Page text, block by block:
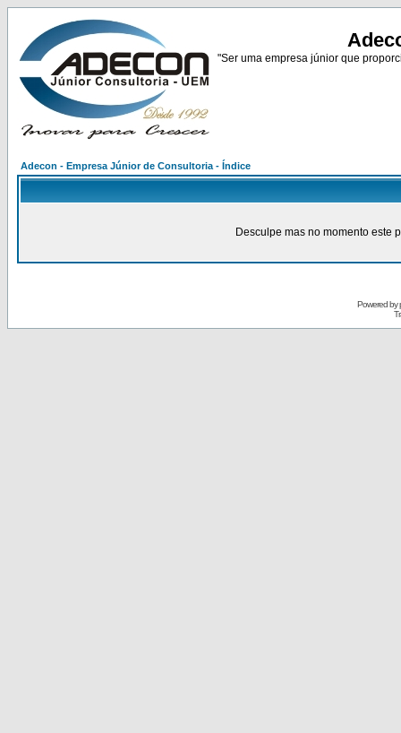
"Ser uma empresa júnior que
Adecon - Empresa Júnior de Consultoria - Índice
Desculpe mas no momento este
Powered by